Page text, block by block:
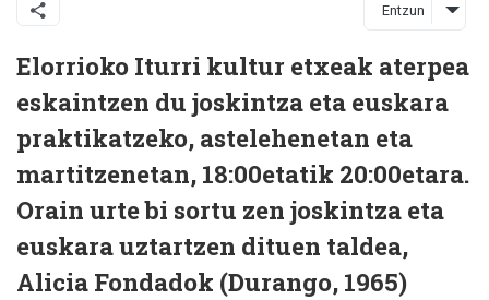
Entzun
Elorrioko Iturri kultur etxeak aterpea
eskaintzen du joskintza eta euskara
praktikatzeko, astelehenetan eta
martitzenetan, 18:00etatik 20:00etara.
Orain urte bi sortu zen joskintza eta
euskara uztartzen dituen taldea,
Alicia Fondadok (Durango, 1965)